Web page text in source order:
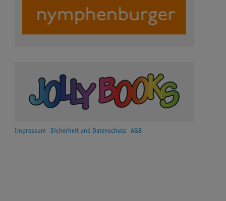
Impressum Sicherheit und Datenschutz AGB